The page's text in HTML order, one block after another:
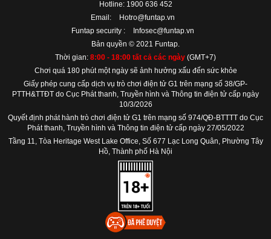
Hotline: 1900 636 452
Email:
Hotro@funtap.vn
Funtap security :
Infosec@funtap.vn
Bản quyền © 2021 Funtap.
Thời gian: 8:00 - 18:00 tất cả các ngày (GMT+7)
Chơi quá 180 phút một ngày sẽ ảnh hưởng xấu đến sức khỏe
Giấy phép cung cấp dịch vụ trò chơi điện tử G1 trên mạng số 38/GP-
PTTH&TTĐT do Cục Phát thanh, Truyền hình và Thông tin điện tử cấp ngày
10/3/2026
Quyết định phát hành trò chơi điện tử G1 trên mạng số 974/QĐ-BTTTT do Cục
Phát thanh, Truyền hình và Thông tin điện tử cấp ngày 27/05/2022
Tầng 11, Tòa Heritage West Lake Office, Số 677 Lạc Long Quân, Phường Tây
Hồ, Thành phố Hà Nội